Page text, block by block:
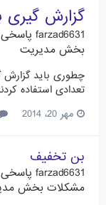
گزارش
farzad6631
بخش مدیریت
چطوری باید گزارش
تعدادی استفاده
مهر 20، 2014
بن تخفیف
farzad6631
مشکلات بخش